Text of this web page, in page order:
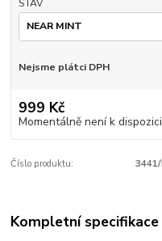
STAV
Nejsme plátci DPH
999 Kč
Momentálně není k dispozici
Číslo produktu: 3441/
Kompletní specifikace